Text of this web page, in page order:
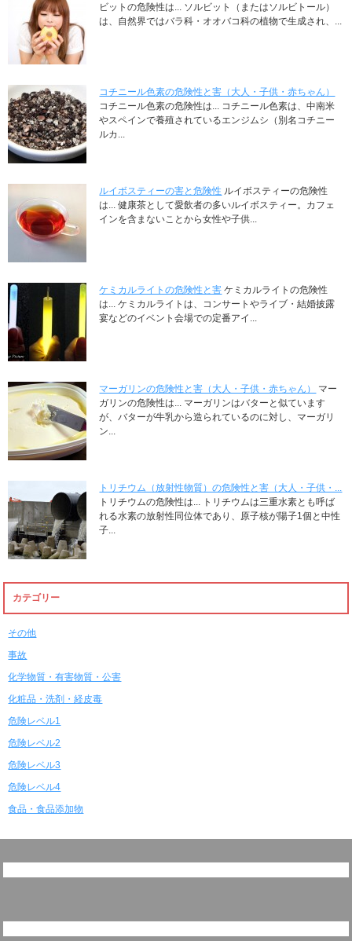
ビットの危険性は... ソルビット（またはソルビトール）
は、自然界ではバラ科・オオバコ科の植物で生成され、...
コチニール色素の危険性と害（大人・子供・赤ちゃん）
コチニール色素の危険性は... コチニール色素は、中南米
やスペインで養殖されているエンジムシ（別名コチニー
ルカ...
ルイボスティーの害と危険性 ルイボスティーの危険性
は... 健康茶として愛飲者の多いルイボスティー。カフェ
インを含まないことから女性や子供...
ケミカルライトの危険性と害 ケミカルライトの危険性
は... ケミカルライトは、コンサートやライブ・結婚披露
宴などのイベント会場での定番アイ...
マーガリンの危険性と害（大人・子供・赤ちゃん）
マー
ガリンの危険性は... マーガリンはバターと似ています
が、バターが牛乳から造られているのに対し、マーガリ
ン...
トリチウム（放射性物質）の危険性と害（大人・子供・...
トリチウムの危険性は... トリチウムは三重水素とも呼ば
れる水素の放射性同位体であり、原子核が陽子1個と中性
子...
カテゴリー
その他
事故
化学物質・有害物質・公害
化粧品・洗剤・経皮毒
危険レベル1
危険レベル2
危険レベル3
危険レベル4
食品・食品添加物